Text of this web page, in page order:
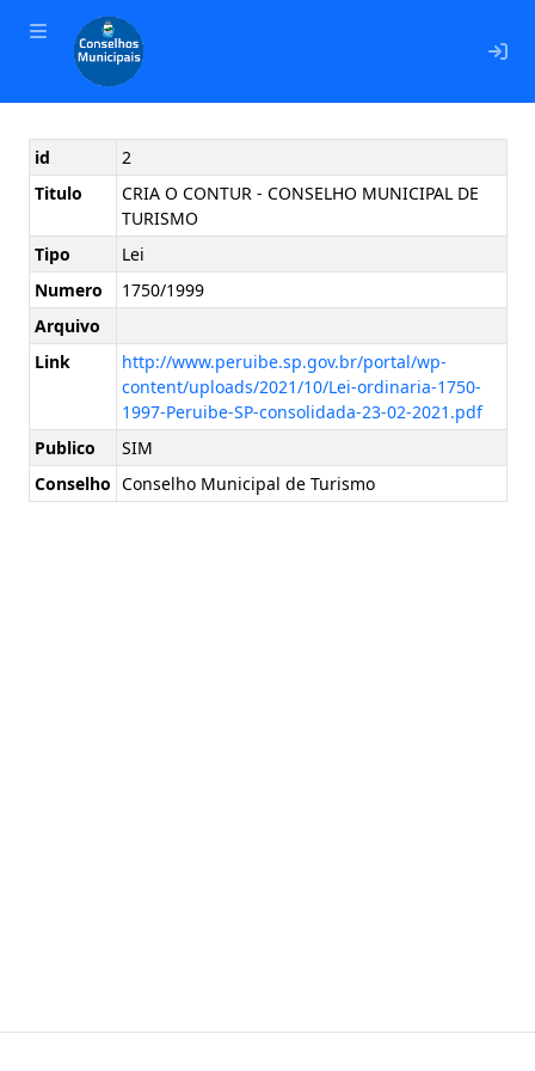
id
2
Titulo
CRIA O CONTUR - CONSELHO MUNICIPAL DE
TURISMO
Tipo
Lei
Numero
1750/1999
Arquivo
Link
http://www.peruibe.sp.gov.br/portal/wp-
content/uploads/2021/10/Lei-ordinaria-1750-
1997-Peruibe-SP-consolidada-23-02-2021.pdf
Publico
SIM
Conselho Conselho Municipal de Turismo